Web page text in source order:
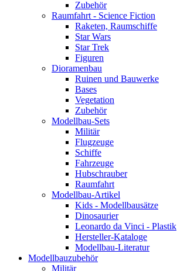
Zubehör
Raumfahrt - Science Fiction
Raketen, Raumschiffe
Star Wars
Star Trek
Figuren
Dioramenbau
Ruinen und Bauwerke
Bases
Vegetation
Zubehör
Modellbau-Sets
Militär
Flugzeuge
Schiffe
Fahrzeuge
Hubschrauber
Raumfahrt
Modellbau-Artikel
Kids - Modellbausätze
Dinosaurier
Leonardo da Vinci - Plastik
Hersteller-Kataloge
Modellbau-Literatur
Modellbauzubehör
Militär